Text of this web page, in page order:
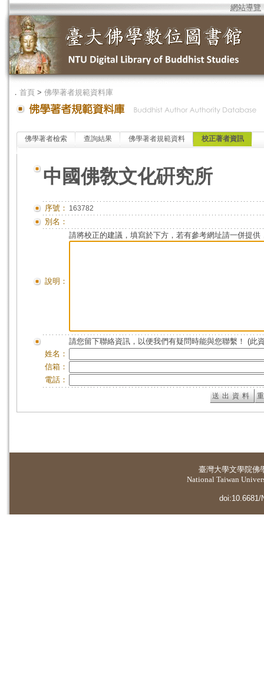
網站導覽
． 首頁 > 佛學著者規範資料庫
佛學著者檢索 查詢結果 佛學著者規範資料 校正著者資訊
中國佛敎文化硏究所
序號： 163782
別名：
說明：
請將校正的建議，填寫於下方，若有參考網址請一併提供
請您留下聯絡資訊，以便我們有疑問時能與您聯繫！ (此
姓名：
信箱：
電話：
臺灣大學文學院佛
National Taiwan
doi:10.6681/